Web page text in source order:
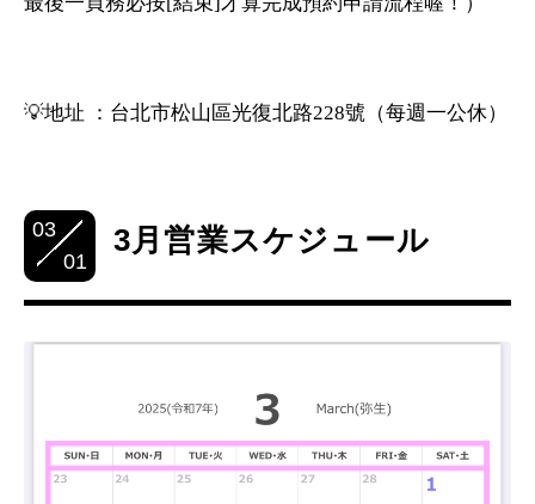
💡地址 ：台北市松山區光復北路228號（每週一公休）
03
01
3月営業スケジュール